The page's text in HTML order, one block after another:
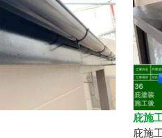
庇施
庇施